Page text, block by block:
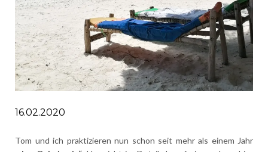
16.02.2020
Tom und ich praktizieren nun schon seit mehr als einem Jahr